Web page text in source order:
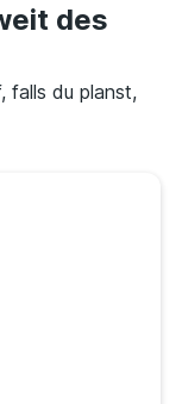
des
falls du planst,